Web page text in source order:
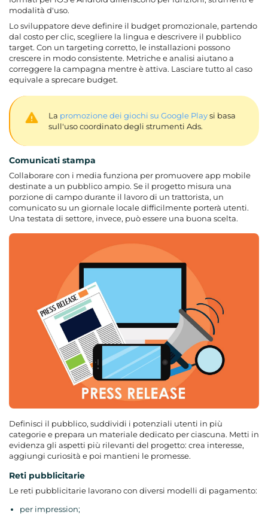
modalità d'uso.
Lo sviluppatore deve definire il budget promozionale, partendo
dal costo per clic, scegliere la lingua e descrivere il pubblico
target. Con un targeting corretto, le installazioni possono
crescere in modo consistente. Metriche e analisi aiutano a
correggere la campagna mentre è attiva. Lasciare tutto al caso
equivale a sprecare budget.
La promozione dei giochi su Google Playsi basa
sull'uso coordinato degli strumenti Ads.
Comunicati stampa
Collaborare con i media funziona per promuovere app mobile
destinate a un pubblico ampio. Se il progetto misura una
porzione di campo durante il lavoro di un trattorista, un
comunicato su un giornale locale difficilmente porterà utenti.
Una testata di settore, invece, può essere una buona scelta.
Definisci il pubblico, suddividi i potenziali utenti in più
categorie e prepara un materiale dedicato per ciascuna. Metti in
evidenza gli aspetti più rilevanti del progetto: crea interesse,
aggiungi curiosità e poi mantieni le promesse.
Reti pubblicitarie
Le reti pubblicitarie lavorano con diversi modelli di pagamento:
per impression;